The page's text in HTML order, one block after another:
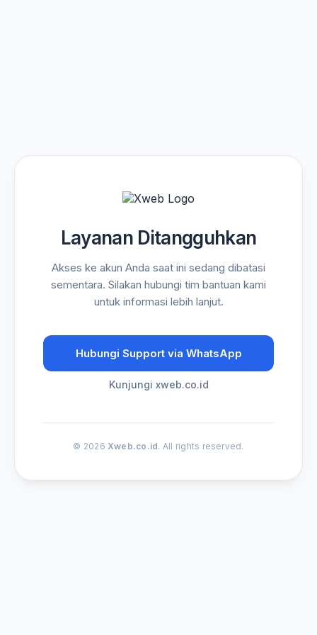
Layanan Ditangguhkan
Akses ke akun Anda saat ini sedang dibatasi
sementara. Silakan hubungi tim bantuan kami
untuk informasi lebih lanjut.
Hubungi Support via WhatsApp
Kunjungi xweb.co.id
© 2026 Xweb.co.id. All rights reserved.